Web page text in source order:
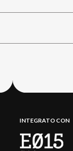
INTEGRATO CON